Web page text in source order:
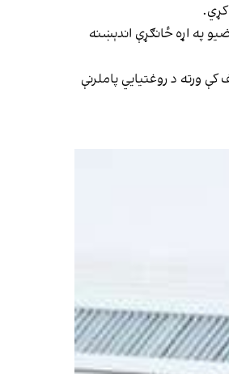
کړي.
په اړه ځانګړې اندېښنه
ورته د روغتیايي پاملرنې